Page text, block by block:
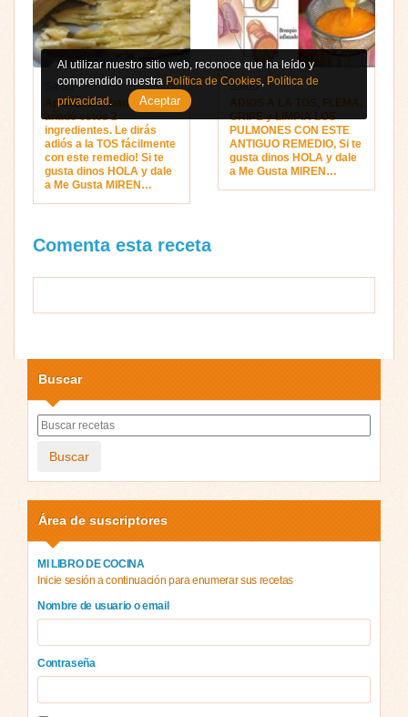
Salud
Aplasta una banana y
añade estos 2
ingredientes. Le dirás
adiós a la TOS fácilmente
con este remedio! Si te
gusta dinos HOLA y dale
a Me Gusta MIREN…
Salud
GRIPE y LIMPIA LOS
PULMONES CON ESTE
ANTIGUO REMEDIO, Si te
gusta dinos HOLA y dale
a Me Gusta MIREN…
Comenta esta receta
Buscar
Buscar
Área de suscriptores
MI LIBRO DE COCINA
Inicie sesión a continuación para enumerar sus recetas
Nombre de usuario o email
Contraseña
Al utilizar nuestro sitio web, reconoce que ha leído y
comprendido nuestra Política de Cookies, Política de
privacidad . Aceptar